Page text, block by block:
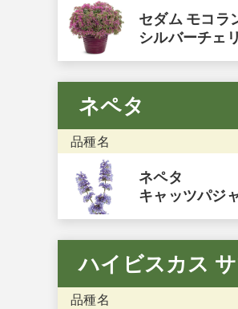
セダム モコラ
シルバーチェ
ネペタ
品種名
ネペタ
キャッツパジ
ハイビスカス
品種名